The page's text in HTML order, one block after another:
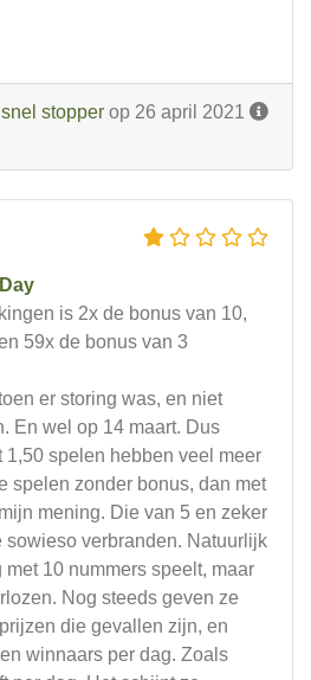
stopper op 26 april 2021
is 2x de bonus van 10,
59x de bonus van 3
er storing was, en niet
En wel op 14 maart. Dus
1,50 spelen hebben veel meer
spelen zonder bonus, dan met
mening. Die van 5 en zeker
sowieso verbranden. Natuurlijk
10 nummers speelt, maar
Nog steeds geven ze
die gevallen zijn, en
winnaars per dag. Zoals